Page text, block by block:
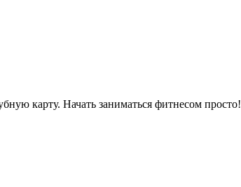
карту. Начать заниматься фитнесом просто!